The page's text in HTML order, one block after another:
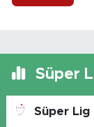
Süper
Süper Lig